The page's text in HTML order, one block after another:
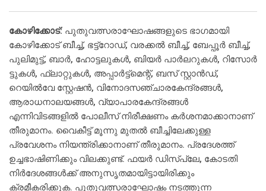
കോഴിക്കോട്: പുതുവത്സരാഘോഷങ്ങളുടെ ഭാഗമായി
കോഴിക്കോട് ബീച്ച്, ഭട്ട്റോഡ്, വരക്കല്‍ ബീച്ച്, ബേപ്പൂര്‍ ബീച്ച്,
പുലിമുട്ട്, ബാര്‍, ഹോട്ടലുകള്‍, ബിയര്‍ പാര്‍ലറുകള്‍, റിസോര്‍
ട്ടുകള്‍, ഫ്ലാറ്റുകള്‍, അപ്പാര്‍ട്ട്മെന്റ്, ബസ് സ്റ്റാന്‍ഡ്,
റെയില്‍വേ സ്റ്റേഷന്‍, വിനോദസഞ്ചാരകേന്ദ്രങ്ങള്‍,
ആരാധനാലയങ്ങള്‍, വ്യാപാരകേന്ദ്രങ്ങള്‍
എന്നിവിടങ്ങളില്‍ പോലീസ് നിരീക്ഷണം കര്‍ശനമാക്കാനാണ്
തീരുമാനം. വൈകീട്ട് മൂന്നു മുതല്‍ ബീച്ചിലേക്കുള്ള
പ്രവേശനം നിയന്ത്രിക്കാനാണ് തീരുമാനം. പ്രദേശത്ത്
ഉച്ചഭാഷിണിക്കും വിലക്കുണ്ട്. ഫയര്‍ ഡിസ്പ്ലേ, കോടതി
നിര്‍ദേശങ്ങള്‍ക്ക് അനുസൃതമായിട്ടായിരിക്കും
ക്രമീകരിക്കുക. പുതുവത്സരാഘോഷം നടത്തുന്ന